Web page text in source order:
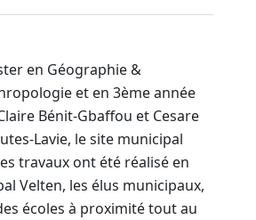
en Géographie &
et en 3ème année
Bénit-Gbaffou et Cesare
Lavie, le site municipal
travaux ont été réalisé en
Velten, les élus municipaux,
écoles à proximité tout au